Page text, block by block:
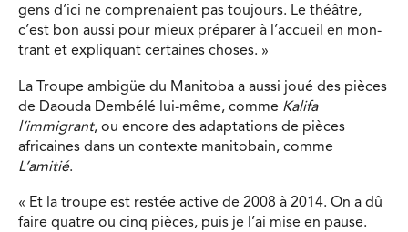
gens d’ici ne comprenaient pas toujours. Le théâtre,
c’est bon aussi pour mieux préparer à l’accueil en mon-
trant et expliquant certaines choses. »
La Troupe ambigüe du Manitoba a aussi joué des pièces
de Daouda Dembélé lui-même, comme Kalifa
l’immigrant, ou encore des adaptations de pièces
africaines dans un contexte manitobain, comme
L’amitié.
« Et la troupe est restée active de 2008 à 2014. On a dû
faire quatre ou cinq pièces, puis je l’ai mise en pause.